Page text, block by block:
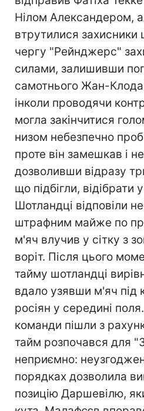
Нілом Александером,
втрутилися
чергу "Рейнджерс"
силами, залишивши
самотнього Жан-
інколи проводячи
могла закінчитися
низом небезпечно
проте він замешкав і
дозволивши відразу
що підбігли, відібрати
Шотландці відповіли
штрафним майже по
м'яч влучив у сітку з
воріт. Після цього
тайму шотландці
вдало узявши м'яч під
росіян у середині
команди пішли з
тайм розпочався для
неприємно:
порядках дозволила
позицію Даршевілю,